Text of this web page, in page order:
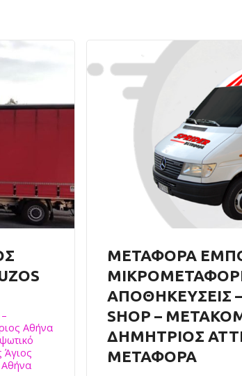
Αθήνα
Άγιος
Αθήνα
ΜΕΤΑΦΟΡΑ
ΑΠΟΘΗΚΕΥΣΕΙΣ
SHOP –
ΔΗΜΗΤΡΙΟΣ
ΜΕΤΑΦΟΡΑ